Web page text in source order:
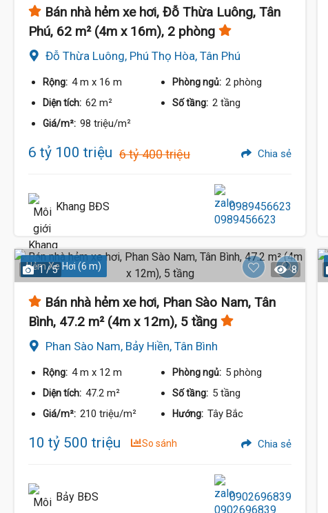
Bán nhà hẻm xe hơi, Đỗ Thừa Luông, Tân
Phú, 62 m² (4m x 16m), 2 phòng
Đỗ Thừa Luông, Phú Thọ Hòa, Tân Phú
Rộng: 4 m x 16 m Phòng ngủ: 2 phòng
Diện tích: 62 m² Số tầng: 2 tầng
Giá/m²: 98 triệu/m²
6 tỷ 100 triệu 6 tỷ 400 triệu Chia sẻ
Khang BĐS 0989456623
Hẻm Xe Hơi (6 m)
1 / 5 8
Bán nhà hẻm xe hơi, Phan Sào Nam, Tân
Bình, 47.2 m² (4m x 12m), 5 tầng
Phan Sào Nam, Bảy Hiền, Tân Bình
Rộng: 4 m x 12 m Phòng ngủ: 5 phòng
Diện tích: 47.2 m² Số tầng: 5 tầng
Giá/m²: 210 triệu/m² Hướng: Tây Bắc
10 tỷ 500 triệu So sánh Chia sẻ
Bảy BĐS 0902696839